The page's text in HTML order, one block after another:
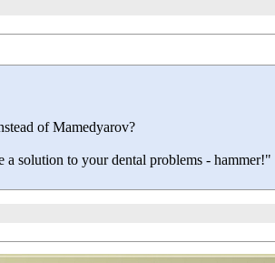
of Mamedyarov?
solution to your dental problems - hammer!"